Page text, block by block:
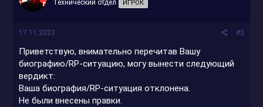
Технический отдел ИГРОК
17.11.2023 #3
Приветствую, внимательно перечитав Вашу
биографию/RP-ситуацию, могу вынести следующий
вердикт:
Ваша биография/RP-ситуация отклонена.
Не были внесены правки.